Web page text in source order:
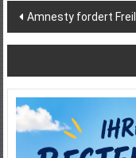
Amnesty fordert